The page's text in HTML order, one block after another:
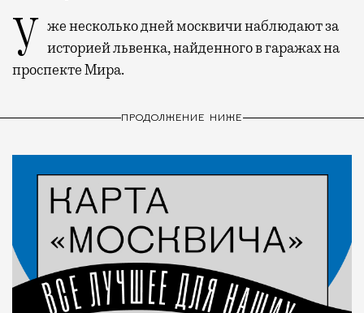
Уже несколько дней москвичи наблюдают за
историей львенка, найденного в гаражах на
проспекте Мира.
ПРОДОЛЖЕНИЕ НИЖЕ